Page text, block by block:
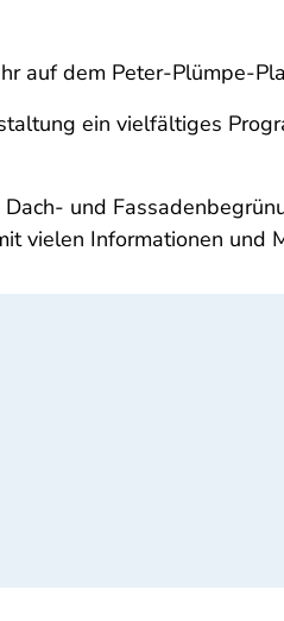
auf dem Peter-Plümpe-
ein vielfältiges
und
vielen Informationen und